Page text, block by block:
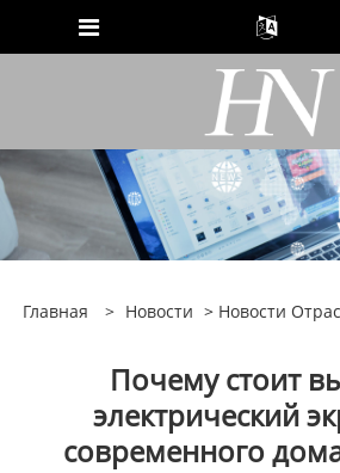
Главная > Новости > Новости
Почему стоит
электрический
современного